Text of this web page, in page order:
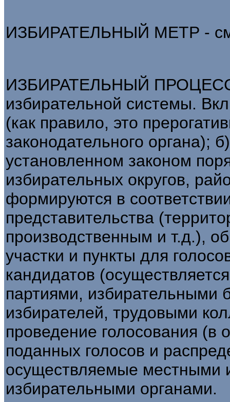
ИЗБИРАТЕЛЬНЫЙ МЕТР - см.
ИЗБИРАТЕЛЬНЫЙ ПРОЦЕСС
избирательной системы.
(как правило, это
законодательного органа);
установленном законом
избирательных округов,
формируются в
представительства
производственным и т.д.),
участки и пункты для
кандидатов
партиями, избирательными
избирателей, трудовыми
проведение голосования (в
поданных голосов и
осуществляемые местными
избирательными органами.